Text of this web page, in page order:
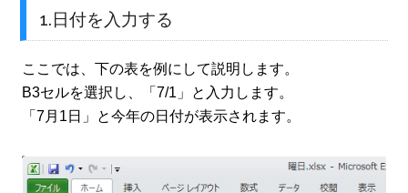
1.日付を入力する
ここでは、下の表を例にして説明します。
B3セルを選択し、「7/1」と入力します。
「7月1日」と今年の日付が表示されます。